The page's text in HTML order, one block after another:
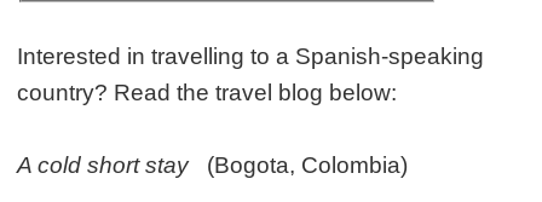
Interested in travelling to a Spanish-speaking
country? Read the travel blog below:
A cold short stay(Bogota, Colombia)